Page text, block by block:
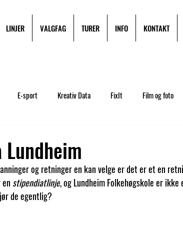
LINJER VALGFAG TURER INFO KONTAKT
E-sport Kreativ Data FixIt Film og foto
Fotball-Premiere League Allround Aktiv
og retninger en kan velge er det er et en
stipendiatlinje, og Lundheim Folkehøgskole er
de egentlig?